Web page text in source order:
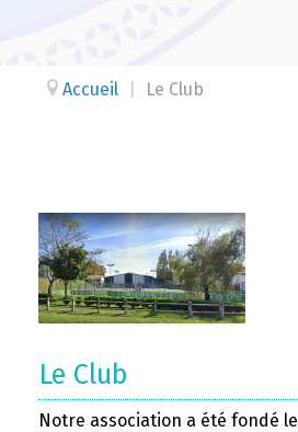
Accueil Le Club
Le Club
Notre association a été fondé le